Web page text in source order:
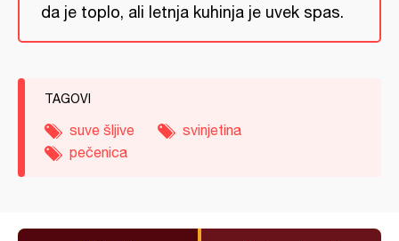
da je toplo, ali letnja kuhinja je uvek spas.
TAGOVI
suve šljive
svinjetina
pečenica